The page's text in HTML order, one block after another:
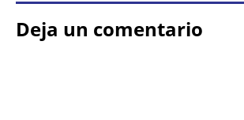
Deja un comentario